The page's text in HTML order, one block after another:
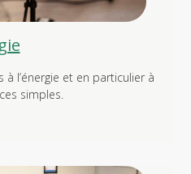
l’énergie et en particulier à
simples.